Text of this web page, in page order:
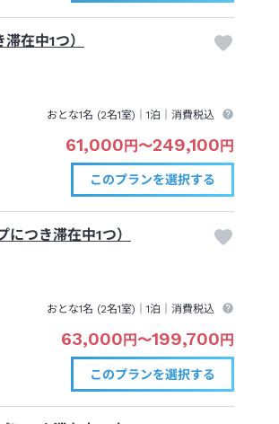
在中1つ）
おとな1名 (2名1室)｜1泊 ｜消費税込
61,000円〜249,100円
このプランを選択する
つき滞在中1つ）
おとな1名 (2名1室)｜1泊 ｜消費税込
63,000 円 〜199,700 円
このプランを選択する